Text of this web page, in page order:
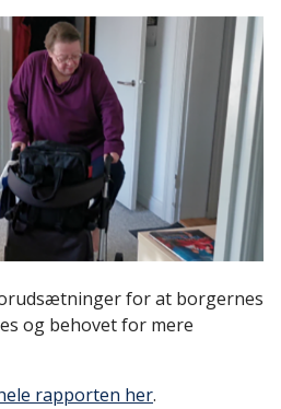
for at borgernes
og behovet for mere
rapporten her.